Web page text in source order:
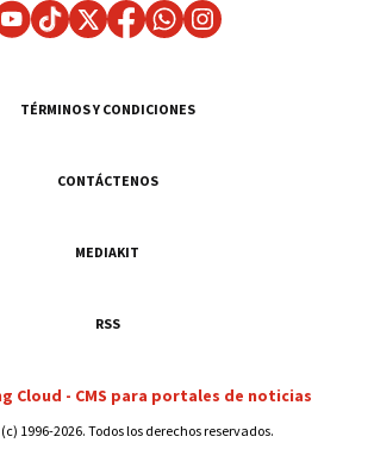
TÉRMINOS Y CONDICIONES
CONTÁCTENOS
MEDIAKIT
RSS
Cloud - CMS para portales de noticias
1996-2026. Todos los derechos reservados.